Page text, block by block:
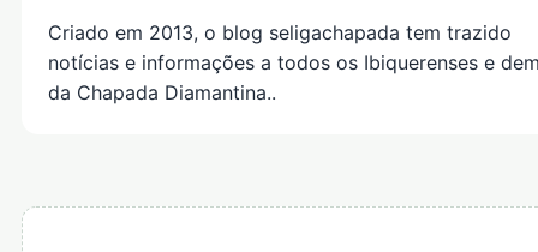
Criado em 2013, o blog seligachapada tem trazido
notícias e informações a todos os Ibiquerenses e
da Chapada Diamantina..